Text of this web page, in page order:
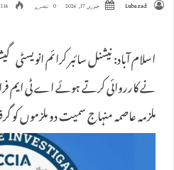
Lubazad جنوری 17, 2026 0 تبصرے 116 مناظر
اسلام آباد: نیشنل سائبر کرائم
نے کارروائی کرتے ہوئے اے ٹی ایم
ملزمہ عاصمہ منہاج سمیت دو ملزموں کو